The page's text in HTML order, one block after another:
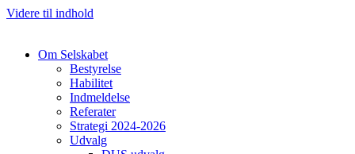
Videre til indhold
Om Selskabet
Bestyrelse
Habilitet
Indmeldelse
Referater
Strategi 2024-2026
Udvalg